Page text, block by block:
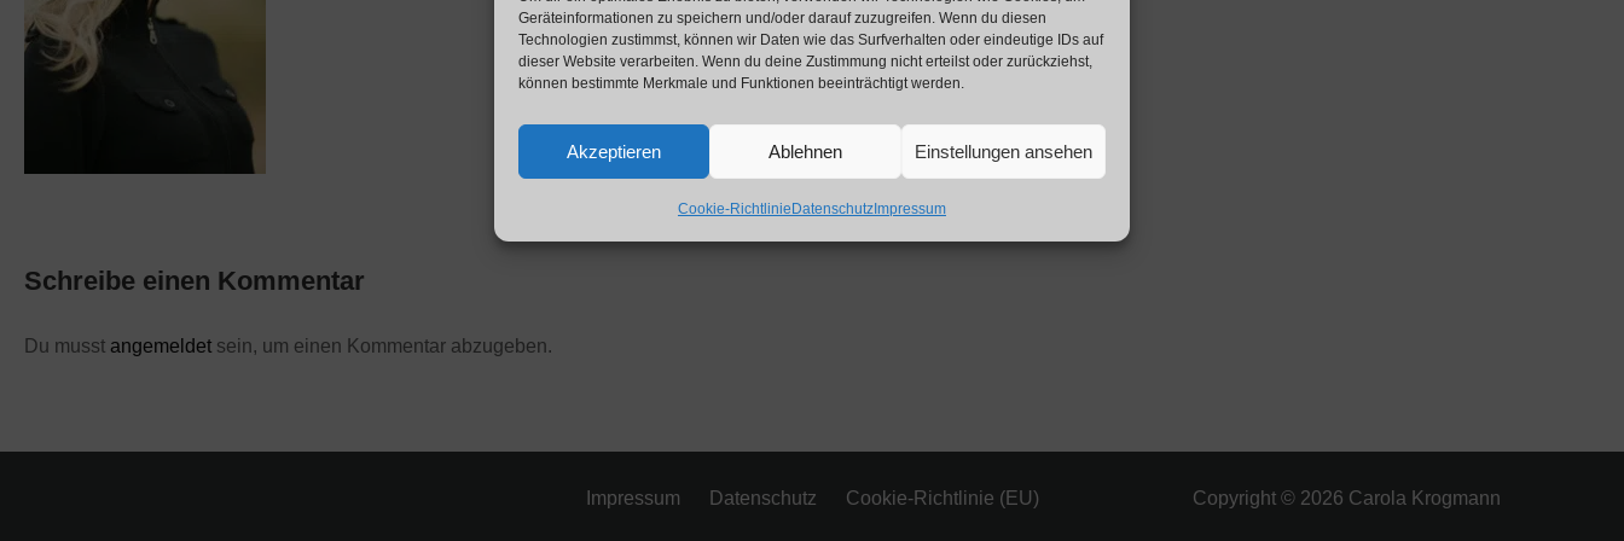
Geräteinformationen zu speichern und/oder darauf zuzugreifen. Wenn du diesen
Technologien zustimmst, können wir Daten wie das Surfverhalten oder eindeutige IDs auf
dieser Website verarbeiten. Wenn du deine Zustimmung nicht erteilst oder zurückziehst,
können bestimmte Merkmale und Funktionen beeinträchtigt werden.
Akzeptieren Ablehnen Einstellungen ansehen
Cookie-Richtlinie DatenschutzImpressum
Schreibe einen Kommentar
Du musst angemeldet sein, um einen Kommentar abzugeben.
Impressum Datenschutz Cookie-Richtlinie (EU) Copyright © 2026 Carola Krogmann